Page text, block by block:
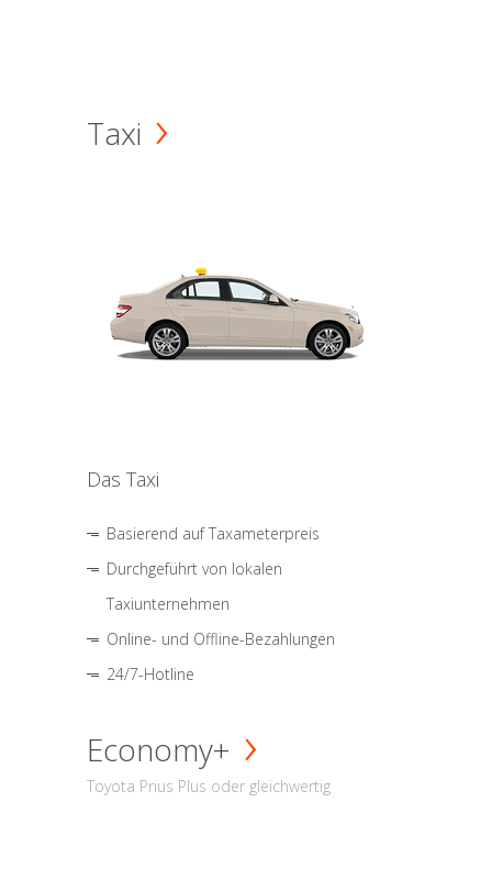
Taxi
Das Taxi
Basierend auf Taxameterpreis
Durchgeführt von lokalen
Taxiunternehmen
Online- und Offline-Bezahlungen
24/7-Hotline
Economy+
Toyota Prius Plus oder gleichwertig